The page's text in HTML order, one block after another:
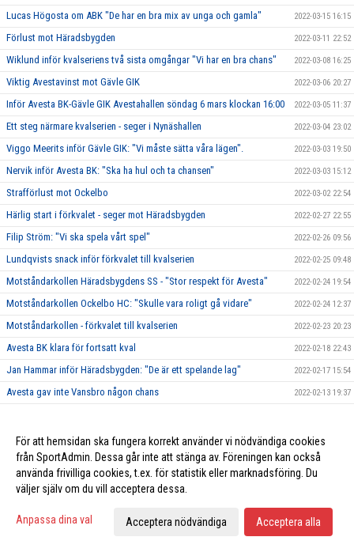
Lucas Högosta om ABK "De har en bra mix av unga och gamla" 2022-03-15 16:15
Förlust mot Häradsbygden 2022-03-11 22:52
Wiklund inför kvalseriens två sista omgångar "Vi har en bra chans" 2022-03-08 16:25
Viktig Avestavinst mot Gävle GIK 2022-03-06 20:27
Inför Avesta BK-Gävle GIK Avestahallen söndag 6 mars klockan 16:00 2022-03-05 11:37
Ett steg närmare kvalserien - seger i Nynäshallen 2022-03-04 23:02
Viggo Meerits inför Gävle GIK: "Vi måste sätta våra lägen". 2022-03-03 19:50
Nervik inför Avesta BK: "Ska ha hul och ta chansen" 2022-03-03 15:12
Strafförlust mot Ockelbo 2022-03-02 22:54
Härlig start i förkvalet - seger mot Häradsbygden 2022-02-27 22:55
Filip Ström: "Vi ska spela vårt spel" 2022-02-26 09:56
Lundqvists snack inför förkvalet till kvalserien 2022-02-25 09:48
Motståndarkollen Häradsbygdens SS - "Stor respekt för Avesta" 2022-02-24 19:54
Motståndarkollen Ockelbo HC: "Skulle vara roligt gå vidare" 2022-02-24 12:37
Motståndarkollen - förkvalet till kvalserien 2022-02-23 20:23
Avesta BK klara för fortsatt kval 2022-02-18 22:43
Jan Hammar inför Häradsbygden: "De är ett spelande lag" 2022-02-17 15:54
Avesta gav inte Vansbro någon chans 2022-02-13 19:37
Avesta körde över BK Ockra 2022-02-11 22:35
Inför ABK-BK Ockra Hockey 2022-02-10 08:12
Ny seger för Avesta - 7-1 borta mot Ore 2022-02-08 22:30
Tvåsiffrigt mot svagt Hedemora 2022-02-04 23:22
För att hemsidan ska fungera korrekt använder vi nödvändiga cookies
från SportAdmin. Dessa går inte att stänga av. Föreningen kan också
använda frivilliga cookies, t.ex. för statistik eller marknadsföring. Du
väljer själv om du vill acceptera dessa.
Anpassa dina val Acceptera nödvändiga Acceptera alla